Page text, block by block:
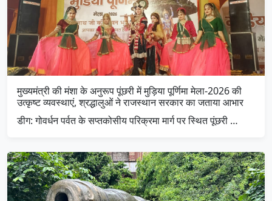
मुख्यमंत्री की मंशा के अनुरूप पूंछरी में मुड़िया पूर्णिमा मेला-2026 की
उत्कृष्ट व्यवस्थाएं, श्रद्धालुओं ने राजस्थान सरकार का जताया आभार
डीग: गोवर्धन पर्वत के सप्तकोसीय परिक्रमा मार्ग पर स्थित पूंछरी …